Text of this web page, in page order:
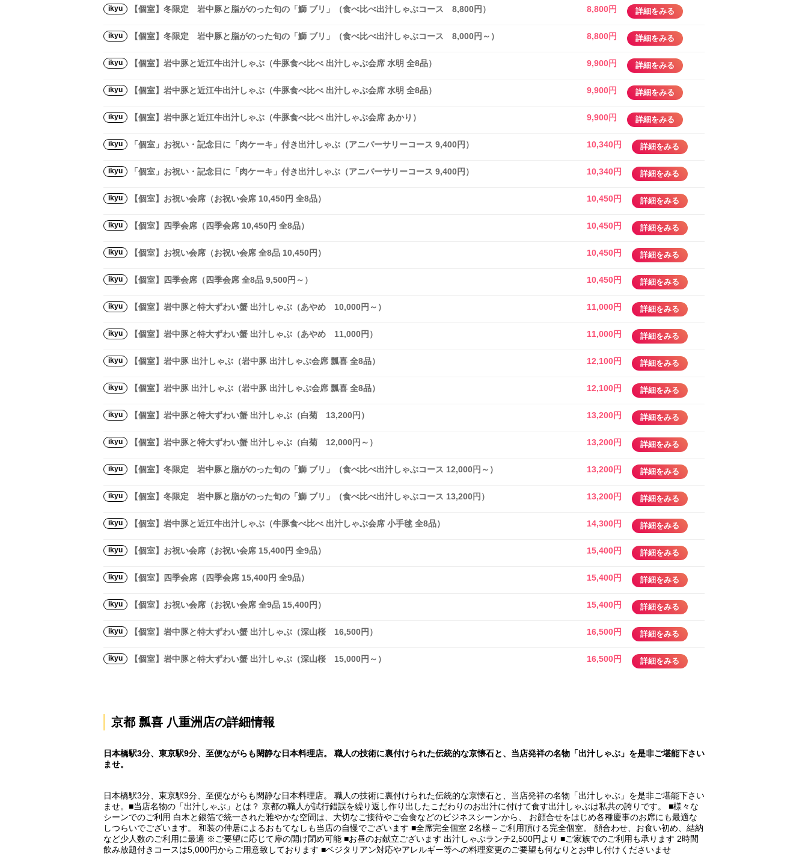
ikyu 【個室】冬限定 岩中豚と脂がのった旬の「鰤 ブリ」（食べ比べ出汁しゃぶコース 8,800円） 8,800円 詳細をみる
ikyu 【個室】冬限定 岩中豚と脂がのった旬の「鰤 ブリ」（食べ比べ出汁しゃぶコース 8,000円～） 8,800円 詳細をみる
ikyu 【個室】岩中豚と近江牛出汁しゃぶ（牛豚食べ比べ 出汁しゃぶ会席 水明 全8品） 9,900円 詳細をみる
ikyu 【個室】岩中豚と近江牛出汁しゃぶ（牛豚食べ比べ 出汁しゃぶ会席 水明 全8品） 9,900円 詳細をみる
ikyu 【個室】岩中豚と近江牛出汁しゃぶ（牛豚食べ比べ 出汁しゃぶ会席 あかり） 9,900円 詳細をみる
ikyu 「個室」お祝い・記念日に「肉ケーキ」付き出汁しゃぶ（アニバーサリーコース 9,400円） 10,340円 詳細をみる
ikyu 「個室」お祝い・記念日に「肉ケーキ」付き出汁しゃぶ（アニバーサリーコース 9,400円） 10,340円 詳細をみる
ikyu 【個室】お祝い会席（お祝い会席 10,450円 全8品） 10,450円 詳細をみる
ikyu 【個室】四季会席（四季会席 10,450円 全8品） 10,450円 詳細をみる
ikyu 【個室】お祝い会席（お祝い会席 全8品 10,450円） 10,450円 詳細をみる
ikyu 【個室】四季会席（四季会席 全8品 9,500円～） 10,450円 詳細をみる
ikyu 【個室】岩中豚と特大ずわい蟹 出汁しゃぶ（あやめ 10,000円～） 11,000円 詳細をみる
ikyu 【個室】岩中豚と特大ずわい蟹 出汁しゃぶ（あやめ 11,000円） 11,000円 詳細をみる
ikyu 【個室】岩中豚 出汁しゃぶ（岩中豚 出汁しゃぶ会席 瓢喜 全8品） 12,100円 詳細をみる
ikyu 【個室】岩中豚 出汁しゃぶ（岩中豚 出汁しゃぶ会席 瓢喜 全8品） 12,100円 詳細をみる
ikyu 【個室】岩中豚と特大ずわい蟹 出汁しゃぶ（白菊 13,200円） 13,200円 詳細をみる
ikyu 【個室】岩中豚と特大ずわい蟹 出汁しゃぶ（白菊 12,000円～） 13,200円 詳細をみる
ikyu 【個室】冬限定 岩中豚と脂がのった旬の「鰤 ブリ」（食べ比べ出汁しゃぶコース 12,000円～） 13,200円 詳細をみる
ikyu 【個室】冬限定 岩中豚と脂がのった旬の「鰤 ブリ」（食べ比べ出汁しゃぶコース 13,200円） 13,200円 詳細をみる
ikyu 【個室】岩中豚と近江牛出汁しゃぶ（牛豚食べ比べ 出汁しゃぶ会席 小手毬 全8品） 14,300円 詳細をみる
ikyu 【個室】お祝い会席（お祝い会席 15,400円 全9品） 15,400円 詳細をみる
ikyu 【個室】四季会席（四季会席 15,400円 全9品） 15,400円 詳細をみる
ikyu 【個室】お祝い会席（お祝い会席 全9品 15,400円） 15,400円 詳細をみる
ikyu 【個室】岩中豚と特大ずわい蟹 出汁しゃぶ（深山桜 16,500円） 16,500円 詳細をみる
ikyu 【個室】岩中豚と特大ずわい蟹 出汁しゃぶ（深山桜 15,000円～） 16,500円 詳細をみる
京都 瓢喜 八重洲店の詳細情報
日本橋駅3分、東京駅9分、至便ながらも閑静な日本料理店。 職人の技術に裏付けられた伝統的な京懐石と、当店発祥の名物「出汁しゃぶ」を是非ご堪能下さい
ませ。
日本橋駅3分、東京駅9分、至便ながらも閑静な日本料理店。 職人の技術に裏付けられた伝統的な京懐石と、当店発祥の名物「出汁しゃぶ」を是非ご堪能下さい
ませ。■当店名物の「出汁しゃぶ」とは？ 京都の職人が試行錯誤を繰り返し作り出したこだわりのお出汁に付けて食す出汁しゃぶは私共の誇りです。 ■様々な
シーンでのご利用 白木と銀箔で統一された雅やかな空間は、大切なご接待やご会食などのビジネスシーンから、 お顔合せをはじめ各種慶事のお席にも最適な
しつらいでございます。 和装の仲居によるおもてなしも当店の自慢でございます ■全席完全個室 2名様～ご利用頂ける完全個室。 顔合わせ、お食い初め、結納
など少人数のご利用に最適 ※ご要望に応じて扉の開け閉め可能 ■お昼のお献立ございます 出汁しゃぶランチ2,500円より ■ご家族でのご利用も承ります 2時間
飲み放題付きコースは5,000円からご用意致しております ■ベジタリアン対応やアレルギー等への料理変更のご要望も何なりとお申し付けくださいませ